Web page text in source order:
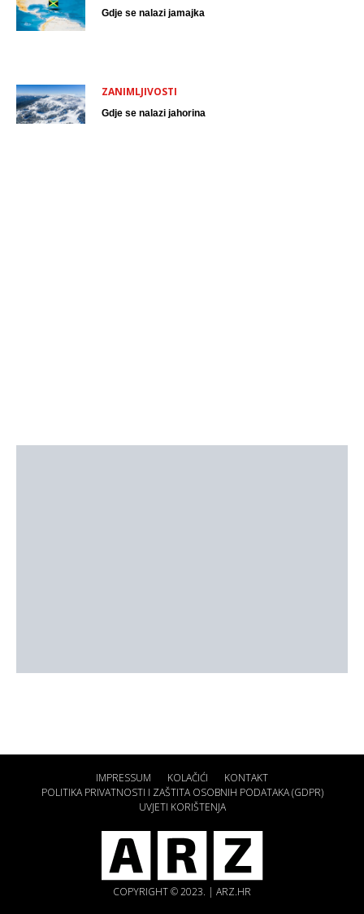
Gdje se nalazi jamajka
ZANIMLJIVOSTI
Gdje se nalazi jahorina
IMPRESSUM KOLAČIĆI
KONTAKT
POLITIKA PRIVATNOSTI I ZAŠTITA OSOBNIH PODATAKA (GDPR)
UVJETI KORIŠTENJA
COPYRIGHT © 2023. | ARZ.HR